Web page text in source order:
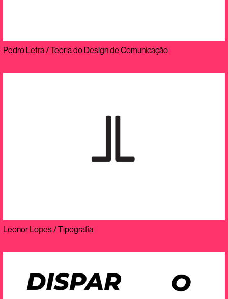
Pedro Letra / Teoria do Design de Comunicação
Leonor Lopes / Tipografia